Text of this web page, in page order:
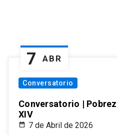
7 ABR
Conversatorio
Conversatorio |
XIV
7 de Abril de 2026